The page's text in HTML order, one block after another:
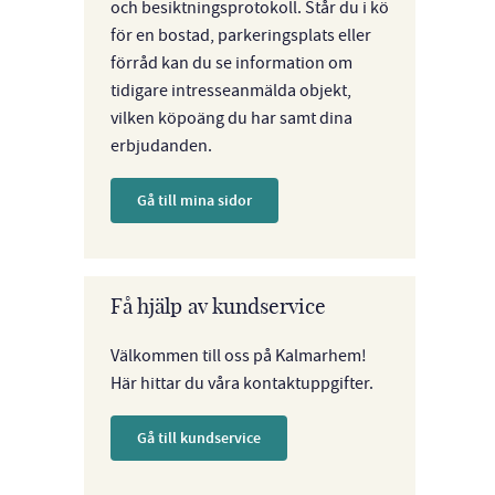
och besiktningsprotokoll. Står du i kö
för en bostad, parkeringsplats eller
förråd kan du se information om
tidigare intresseanmälda objekt,
vilken köpoäng du har samt dina
erbjudanden.
Gå till mina sidor
Få hjälp av kundservice
Välkommen till oss på Kalmarhem!
Här hittar du våra kontaktuppgifter.
Gå till kundservice